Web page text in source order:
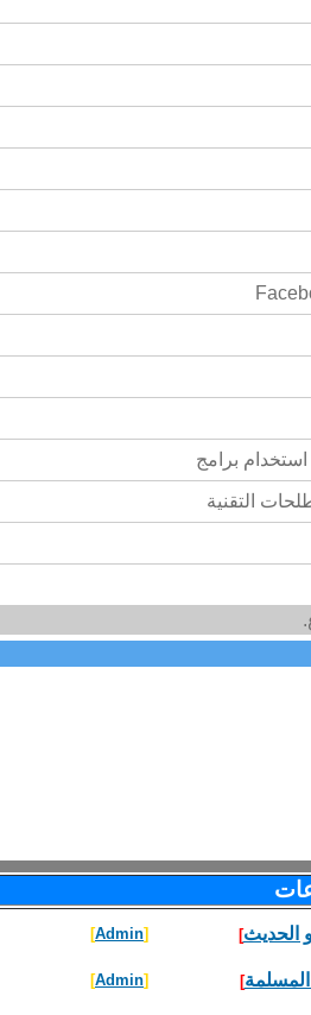
برامج
التقنية
و الحديث]
[
Admin
]
المسلمة]
[
Admin
]